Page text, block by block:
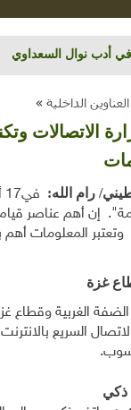
في أدب نوال السعداوي
العناوين الداخلية »
الاتصالات
/ رام الله:
إن أهم عناصر
وتعتبر المعلومات
غزة
ذكي